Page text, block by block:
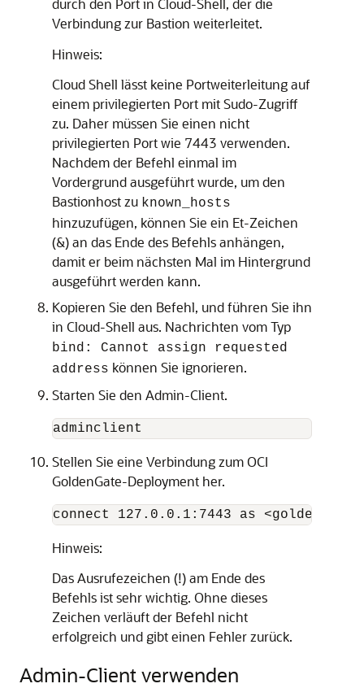
durch den Port in Cloud-Shell, der die
Verbindung zur Bastion weiterleitet.
Hinweis:
Cloud Shell lässt keine Portweiterleitung auf
einem privilegierten Port mit Sudo-Zugriff
zu. Daher müssen Sie einen nicht
privilegierten Port wie 7443 verwenden.
Nachdem der Befehl einmal im
Vordergrund ausgeführt wurde, um den
Bastionhost zu known_hosts
hinzuzufügen, können Sie ein Et-Zeichen
(&) an das Ende des Befehls anhängen,
damit er beim nächsten Mal im Hintergrund
ausgeführt werden kann.
Kopieren Sie den Befehl, und führen Sie ihn
in Cloud-Shell aus. Nachrichten vom Typ
bind: Cannot assign requested
address können Sie ignorieren.
Starten Sie den Admin-Client.
adminclient
Stellen Sie eine Verbindung zumOCI
GoldenGate-Deployment her.
connect 127.0.0.1:7443 as
Hinweis:
Das Ausrufezeichen (!) am Ende des
Befehls ist sehr wichtig. Ohne dieses
Zeichen verläuft der Befehl nicht
erfolgreich und gibt einen Fehler zurück.
Admin-Client verwenden